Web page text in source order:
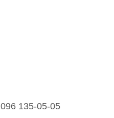
096 135-05-05